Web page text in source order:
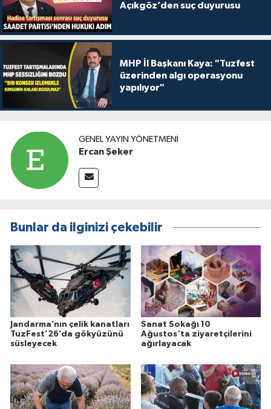
Açıkgöz’den suç duyurusu
MHP İl Başkanı Kaya: "Tuzfest
üzerinden algı operasyonu
yapılıyor"
GENEL YAYIN YÖNETMENI
Ercan Şeker
Bunlar da ilginizi çekebilir
Jandarma’nın çelik kanatları
TuzFest’26’da gökyüzünü
süsleyecek
Sanat Sokağı 10
Ağustos'ta ziyaretçilerini
ağırlayacak